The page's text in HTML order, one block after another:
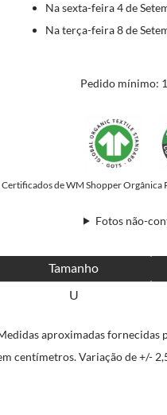
Na sexta-feira 4 de
Na terça-feira 8 de
Pedido mínimo:
Certificados de WM Shopper Orgânica
Fotos não-
Tamanho
U
aproximadas fornecidas
centímetros. Variação de +/-